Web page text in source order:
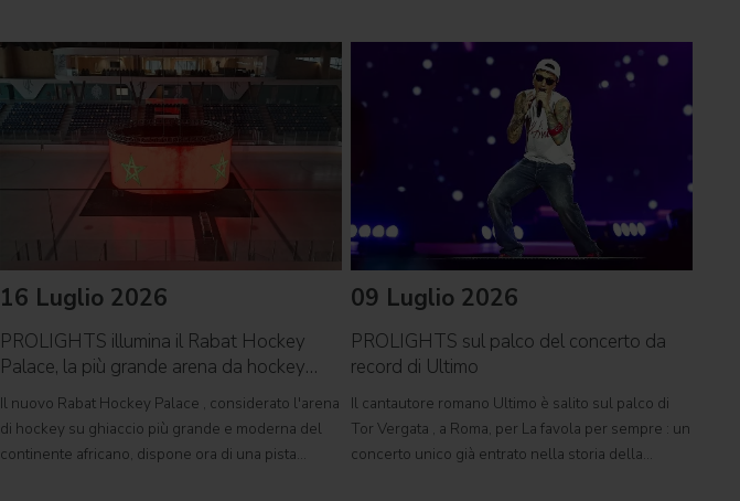
16 Luglio 2026
PROLIGHTS illumina il Rabat Hockey
Palace, la più grande arena da hockey
d'Africa
Il nuovo Rabat Hockey Palace , considerato l'arena
di hockey su ghiaccio più grande e moderna del
continente africano, dispone ora di una pista
09 Luglio 2026
PROLIGHTS sul palco del concerto da
record di Ultimo
Il cantautore romano Ultimo è salito sul palco di
Tor Vergata , a Roma, per La favola per sempre : un
concerto unico già entrato nella storia della